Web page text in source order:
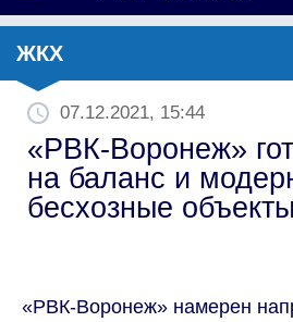
ЖКХ
07.12.2021, 15:44
«РВК-Воронеж»
на баланс и
бесхозные объекты
«РВК-Воронеж» намерен